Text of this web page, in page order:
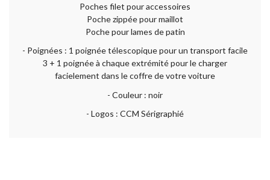
Poches filet pour accessoires
Poche zippée pour maillot
Poche pour lames de patin
- Poignées : 1 poignée télescopique pour un transport facile
3 + 1 poignée à chaque extrémité pour le charger
facielement dans le coffre de votre voiture
- Couleur : noir
- Logos : CCM Sérigraphié